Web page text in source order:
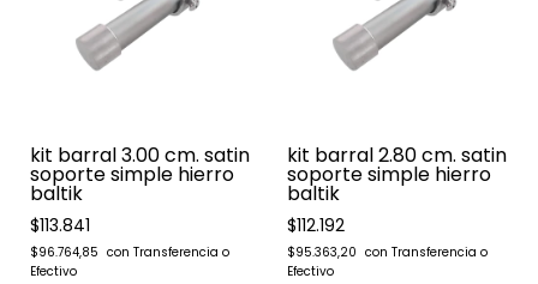
kit barral 3.00 cm. satin
soporte simple hierro
baltik
$113.841
$96.764,85
kit barral 2.80 cm. satin
soporte simple hierro
baltik
$112.192
$95.363,20